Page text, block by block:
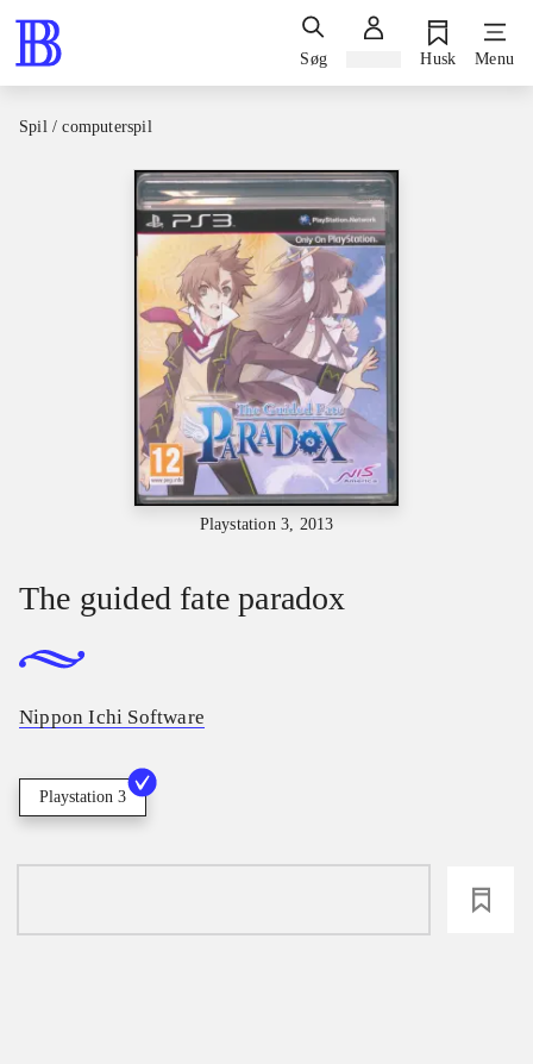
Søg Husk Menu
Spil / computerspil
Playstation 3, 2013
The guided fate paradox
Nippon Ichi Software
Playstation 3